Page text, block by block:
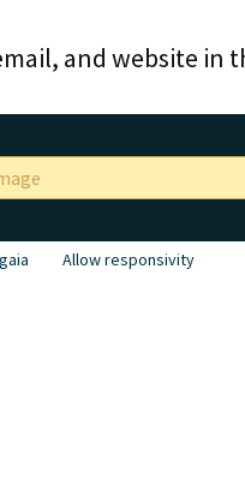
and website
Allow responsivity